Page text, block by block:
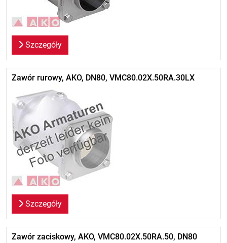
Szczegóły
Zawór rurowy, AKO, DN80, VMC80.02X.50RA.30LX
Szczegóły
Zawór zaciskowy, AKO, VMC80.02X.50RA.50, DN80